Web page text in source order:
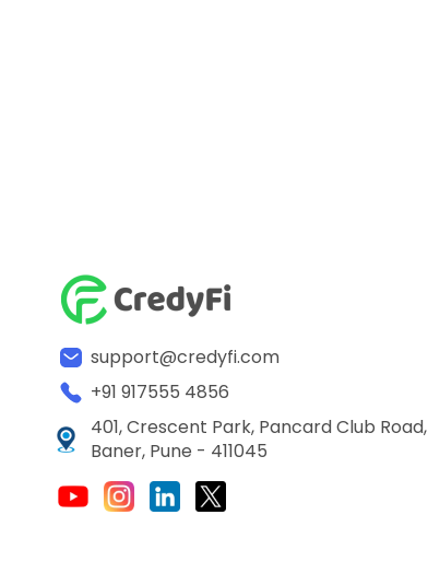
support@credyfi.com
+91 917555 4856
401, Crescent Park, Pancard Club Road,
Baner, Pune - 411045